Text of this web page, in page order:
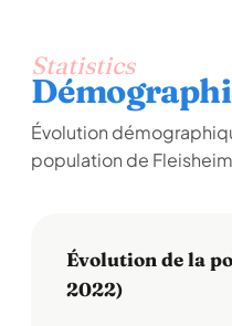
Statistics
Évolution
population de
Évolution de la
2022)